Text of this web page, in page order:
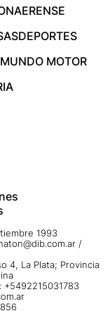
DEPORTES
MUNDO MOTOR
1993
/
4, La Plata; Provincia
+5492215031783